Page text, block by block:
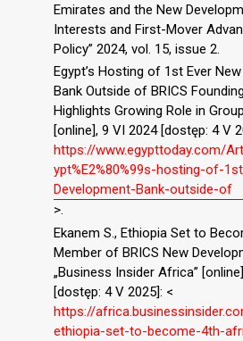
Emirates and the New
Interests and First-Mover
Policy” 2024, vol. 15, issue 2.
Egypt’s Hosting of 1st Ever
Bank Outside of BRICS
Highlights Growing Role in
[online], 9 VI 2024 [dostęp: 4 V
https://www.egypttoday.com/
ypt%E2%80%99s-hosting-of-
Development-Bank-outside-of
>.
Ekanem S., Ethiopia Set to
Member of BRICS New
„Business Insider Africa”
[dostęp: 4 V 2025]: <
https://
ethiopia-set-to-become-4th-